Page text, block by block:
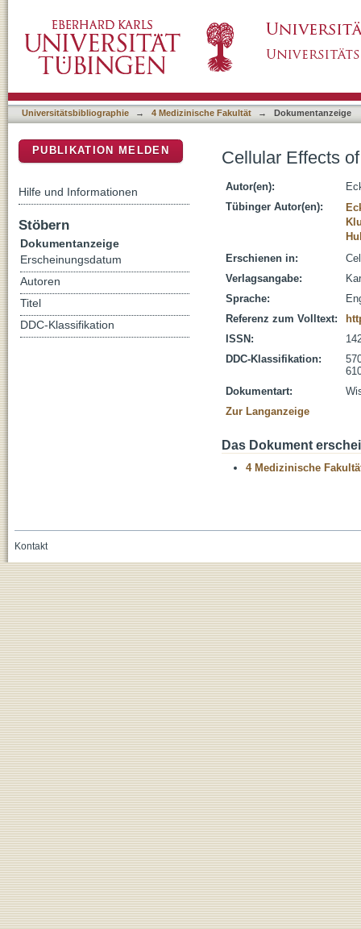
Universitätsbibliographie → 4 Medizinische Fakultät → Dokumentanzeige
Cellular Effects
Autor(en):
Tübinger Autor(en):
Erschienen in:
Verlagsangabe:
Sprache:
Referenz zum Volltext:
ISSN:
DDC-Klassifikation:
Dokumentart:
Zur Langanzeige
Das Dokument
4 Medizinische
PUBLIKATION MELDEN
Hilfe und Informationen
Stöbern
Dokumentanzeige
Erscheinungsdatum
Autoren
Titel
DDC-Klassifikation
Kontakt